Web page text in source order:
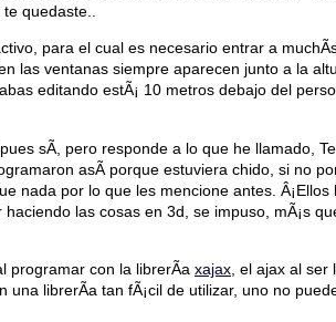
quedaste..
para el cual es necesario entrar a
las ventanas siempre aparecen junto a la
editando estÃ¡ 10 metros debajo del
sÃ­, pero responde a lo que he llamado,
asÃ­ porque estuviera chido, si no
nada por lo que les mencione antes.
las cosas en 3d, se impuso, mÃ¡s
programar con la librerÃ­a xajax , el ajax al
librerÃ­a tan fÃ¡cil de utilizar, uno no